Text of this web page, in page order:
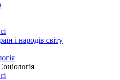
і народів світу